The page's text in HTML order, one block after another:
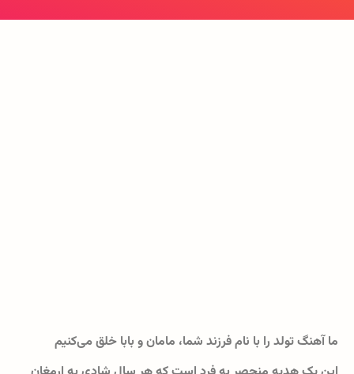
ما آهنگ تولد را با نام فرزند شما، مامان و بابا خلق می‌کنیم